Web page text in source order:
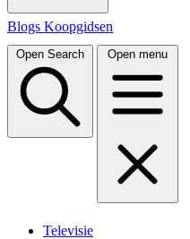
Blogs Koopgidsen
Open Search Open menu
Televisie